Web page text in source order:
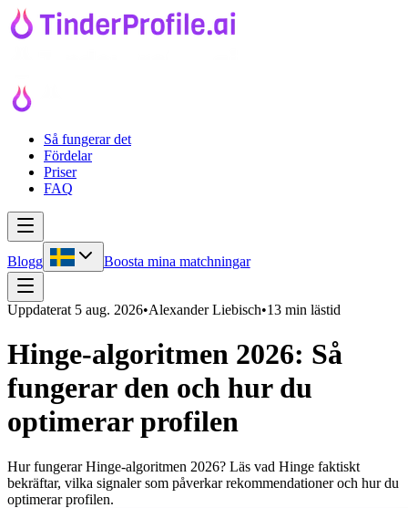
Så fungerar det
Fördelar
Priser
FAQ
Blogg Boosta mina matchningar
Uppdaterat 5 aug. 2026•Alexander Liebisch•13 min lästid
Hinge-algoritmen 2026: Så
fungerar den och hur du
optimerar profilen
Hur fungerar Hinge-algoritmen 2026? Läs vad Hinge faktiskt
bekräftar, vilka signaler som påverkar rekommendationer och hur du
optimerar profilen.